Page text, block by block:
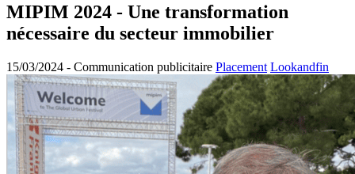
MIPIM 2024 - Une transformation
nécessaire du secteur immobilier
15/03/2024 - Communication publicitaire Placement Lookandfin